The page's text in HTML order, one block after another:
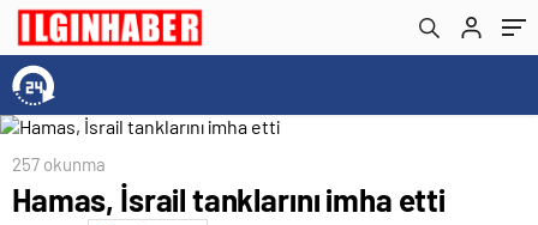
257 okunma
Hamas, İsrail tanklarını imha etti